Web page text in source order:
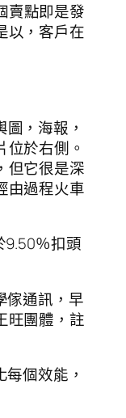
賣點即是發
以，客戶在
，海報，
於右側。
但它很是深
由過程火車
9.50％扣頭
傢通訊，早
旺團體，註
個效能，